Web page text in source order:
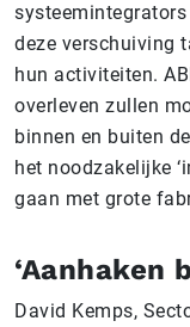
deze verschuiving
hun activiteiten.
overleven zullen
binnen en buiten
het noodzakelijke
gaan met grote
‘Aanhaken
David Kemps,